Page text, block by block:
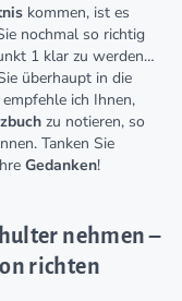
kommen, ist es
nochmal so richtig
1 klar zu werden…
überhaupt in die
empfehle ich Ihnen,
zu notieren, so
Tanken Sie
Gedanken!
nehmen –
richten